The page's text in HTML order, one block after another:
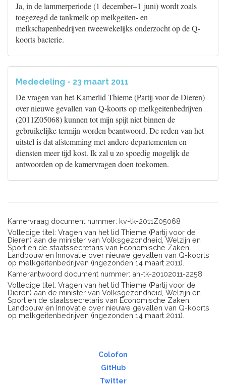
Ja, in de lammerperiode (1 december–1 juni) wordt zoals
toegezegd de tankmelk op melkgeiten- en
melkschapenbedrijven tweewekelijks onderzocht op de Q-
koorts bacterie.
Mededeling - 23 maart 2011
De vragen van het Kamerlid Thieme (Partij voor de Dieren)
over nieuwe gevallen van Q-koorts op melkgeitenbedrijven
(2011Z05068) kunnen tot mijn spijt niet binnen de
gebruikelijke termijn worden beantwoord. De reden van het
uitstel is dat afstemming met andere departementen en
diensten meer tijd kost. Ik zal u zo spoedig mogelijk de
antwoorden op de kamervragen doen toekomen.
Kamervraag document nummer: kv-tk-2011Z05068
Volledige titel: Vragen van het lid Thieme (Partij voor de
Dieren) aan de minister van Volksgezondheid, Welzijn en
Sport en de staatssecretaris van Economische Zaken,
Landbouw en Innovatie over nieuwe gevallen van Q-koorts
op melkgeitenbedrijven (ingezonden 14 maart 2011).
Kamerantwoord document nummer: ah-tk-20102011-2258
Volledige titel: Vragen van het lid Thieme (Partij voor de
Dieren) aan de minister van Volksgezondheid, Welzijn en
Sport en de staatssecretaris van Economische Zaken,
Landbouw en Innovatie over nieuwe gevallen van Q-koorts
op melkgeitenbedrijven (ingezonden 14 maart 2011).
Colofon
GitHub
Twitter